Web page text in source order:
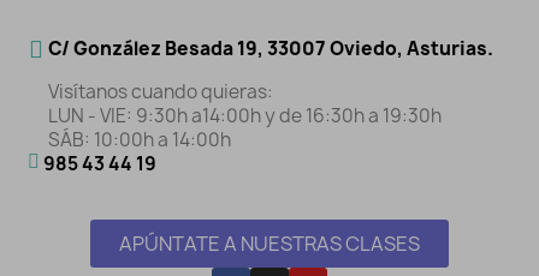
C/ González Besada 19, 33007 Oviedo, Asturias.
Visítanos cuando quieras:
LUN - VIE: 9:30h a14:00h y de 16:30h a 19:30h
SÁB: 10:00h a 14:00h
985 43 44 19
APÚNTATE A NUESTRAS CLASES